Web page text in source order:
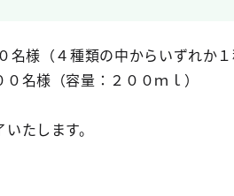
（４種類の中からいずれか１
様（容量：２００ｍｌ）
たします。